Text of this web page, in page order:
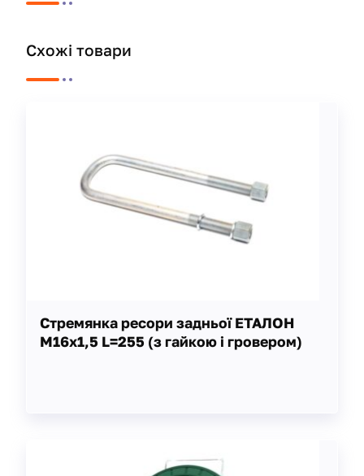
Схожі товари
Стремянка ресори задньої ЕТАЛОН
М16х1,5 L=255 (з гайкою і гровером)